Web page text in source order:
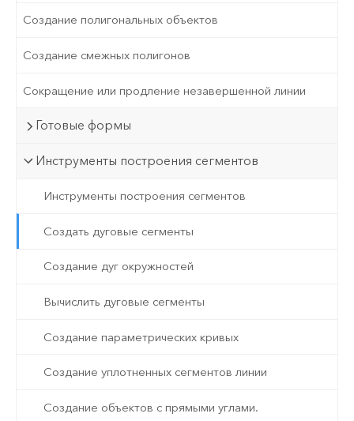
Создание полигональных объектов
Создание смежных полигонов
Сокращение или продление незавершенной линии
Готовые формы
Инструменты построения сегментов
Инструменты построения сегментов
Создать дуговые сегменты
Создание дуг окружностей
Вычислить дуговые сегменты
Создание параметрических кривых
Создание уплотненных сегментов линии
Создание объектов с прямыми углами.